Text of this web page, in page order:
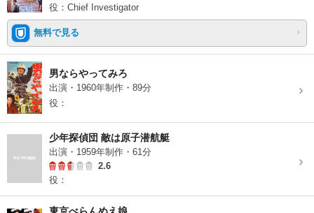
役：Chief Investigator
無料で見る
男ならやってみろ
出演・1960年制作・89分
役：
少年探偵団 敵は原子潜航艇
出演・1959年制作・61分
2.6
役：